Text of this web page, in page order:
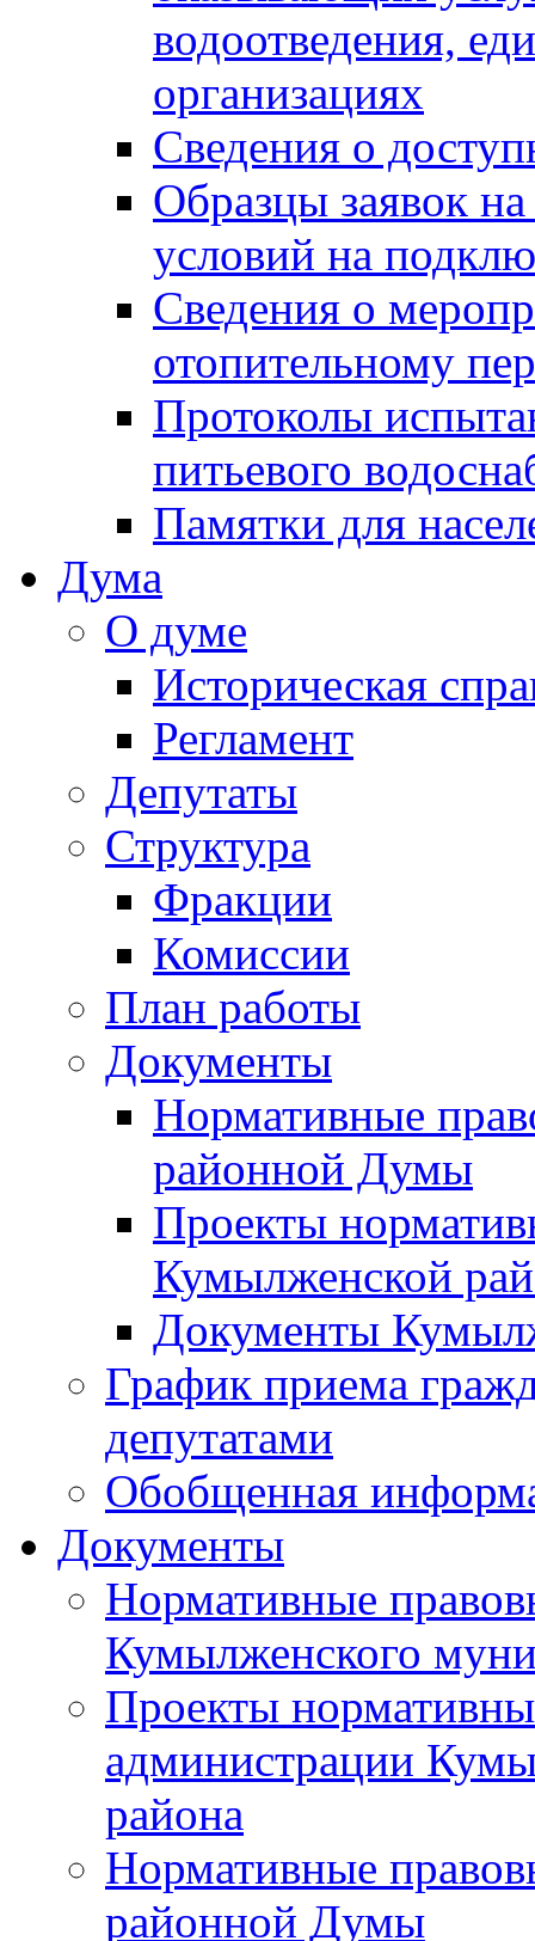
водоотведения,
организациях
Сведения о
Образцы заявок
условий на
Сведения о
отопительному
Протоколы
питьевого
Памятки для
Дума
О думе
Историческая
Регламент
Депутаты
Структура
Фракции
Комиссии
План работы
Документы
Нормативные
районной Думы
Проекты
Кумылженской
Документы
График приема
депутатами
Обобщенная
Документы
Нормативные
Кумылженского
Проекты
администрации
района
Нормативные
районной Думы